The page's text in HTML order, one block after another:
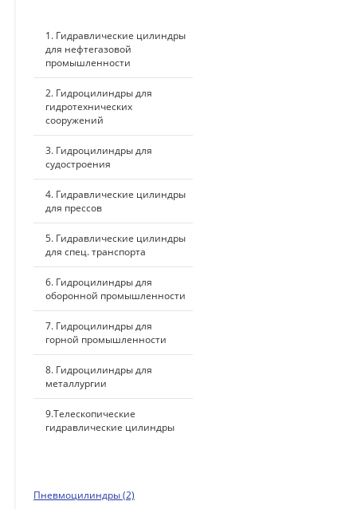
1. Гидравлические цилиндры
для нефтегазовой
промышленности
2. Гидроцилиндры для
гидротехнических
сооружений
3. Гидроцилиндры для
судостроения
4. Гидравлические цилиндры
для прессов
5. Гидравлические цилиндры
для спец. транспорта
6. Гидроцилиндры для
оборонной промышленности
7. Гидроцилиндры для
горной промышленности
8. Гидроцилиндры для
металлургии
9.Телескопические
гидравлические цилиндры
Пневмоцилиндры (2)